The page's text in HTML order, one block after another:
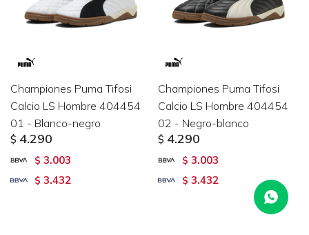
Championes Puma Tifosi
Calcio LS Hombre 404454
01 - Blanco-negro
$ 4.290
$ 3.003
$ 3.432
Championes Puma Tifosi
Calcio LS Hombre 404454
02 - Negro-blanco
$ 4.290
$ 3.003
$ 3.432